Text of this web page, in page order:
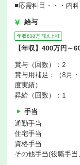
■応需科目・・・内
給与
年収600万円以上可
【年収】400万円～
賞与（回数）：2
賞与用補足：（8月
度実績）
昇給（回数）：1
手当
通勤手当
住宅手当
資格手当
その他手当(役職手当